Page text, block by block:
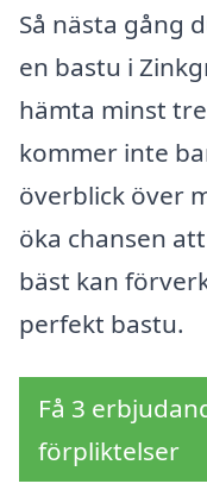
Så nästa gång
en bastu i
hämta minst
kommer inte
överblick över
öka chansen
bäst kan
perfekt bastu.
Få 3
förpliktelser